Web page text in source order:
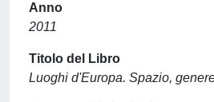
Anno
2011
Titolo del Libro
Luoghi d'Europa. Spazio,